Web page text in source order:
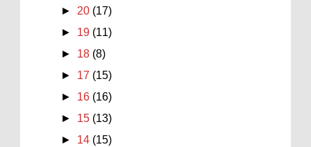
► 20 (17)
► 19 (11)
► 18 (8)
► 17 (15)
► 16 (16)
► 15 (13)
► 14 (15)